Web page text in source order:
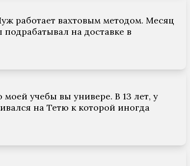
работает вахтовым методом. Месяц
на доставке в
учебы вы универе. В 13 лет, у
на Тетю к которой иногда